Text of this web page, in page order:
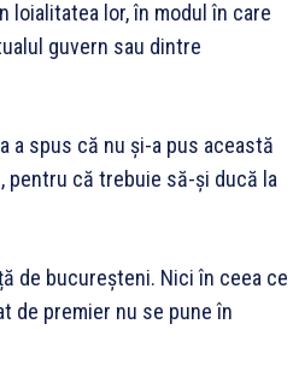
loialitatea lor, în modul în care
guvern sau dintre
a spus că nu și-a pus această
pentru că trebuie să-și ducă la
de bucureșteni. Nici în ceea ce
de premier nu se pune în